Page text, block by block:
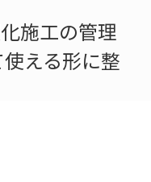
施工の管理
える形に整